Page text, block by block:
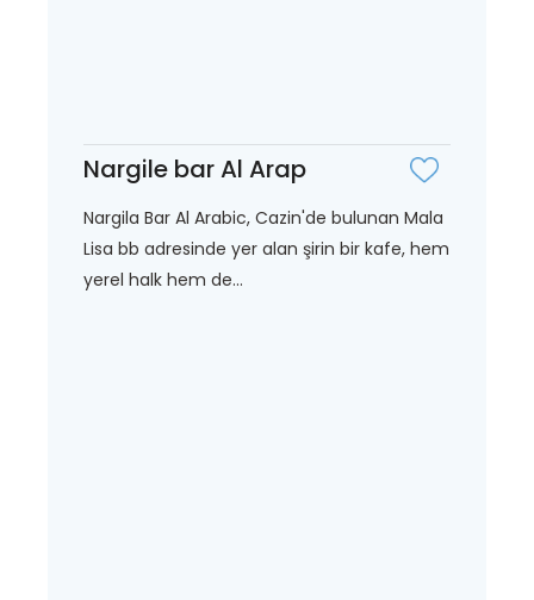
Nargile bar Al Arap
Nargila Bar Al Arabic, Cazin'de bulunan Mala
Lisa bb adresinde yer alan şirin bir kafe, hem
yerel halk hem de...